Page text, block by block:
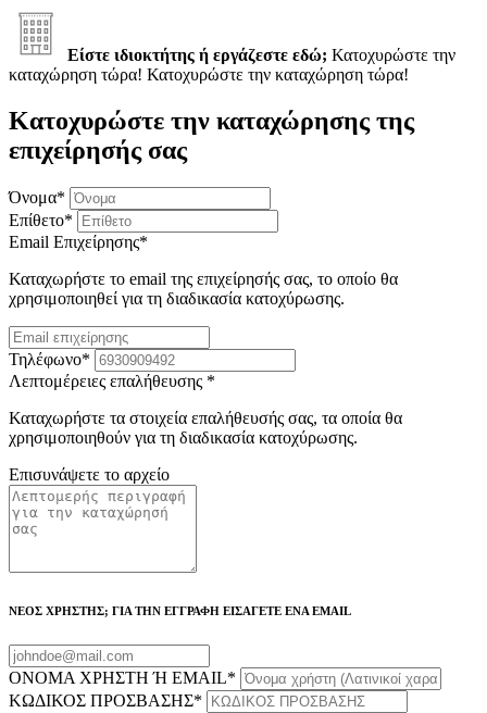
Είστε ιδιοκτήτης ή εργάζεστε εδώ; Κατοχυρώστε την
καταχώρηση τώρα! Κατοχυρώστε την καταχώρηση τώρα!
Κατοχυρώστε την καταχώρησης της
επιχείρησής σας
Όνομα*
Επίθετο*
Email Επιχείρησης*
Καταχωρήστε το email της επιχείρησής σας, το οποίο θα
χρησιμοποιηθεί για τη διαδικασία κατοχύρωσης.
Τηλέφωνο*
Λεπτομέρειες επαλήθευσης *
Καταχωρήστε τα στοιχεία επαλήθευσής σας, τα οποία θα
χρησιμοποιηθούν για τη διαδικασία κατοχύρωσης.
Επισυνάψετε το αρχείο
ΝΕΟΣ ΧΡΗΣΤΗΣ; ΓΙΑ ΤΗΝ ΕΓΓΡΑΦΗ ΕΙΣΑΓΕΤΕ ΕΝΑ EMAIL
ΟΝΟΜΑ ΧΡΗΣΤΗ Ή EMAIL*
ΚΩΔΙΚΟΣ ΠΡΟΣΒΑΣΗΣ*